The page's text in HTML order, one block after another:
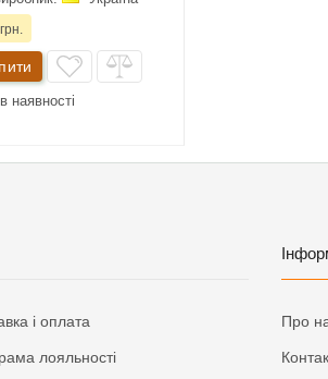
наявності
і оплата
лояльності
Про